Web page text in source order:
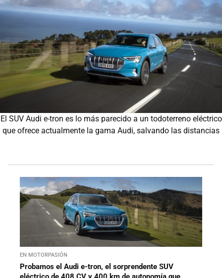
El SUV Audi e-tron es lo más parecido a un todoterreno eléctrico
que ofrece actualmente la gama Audi, salvando las distancias
EN MOTORPASIÓN
Probamos el Audi e-tron, el sorprendente SUV